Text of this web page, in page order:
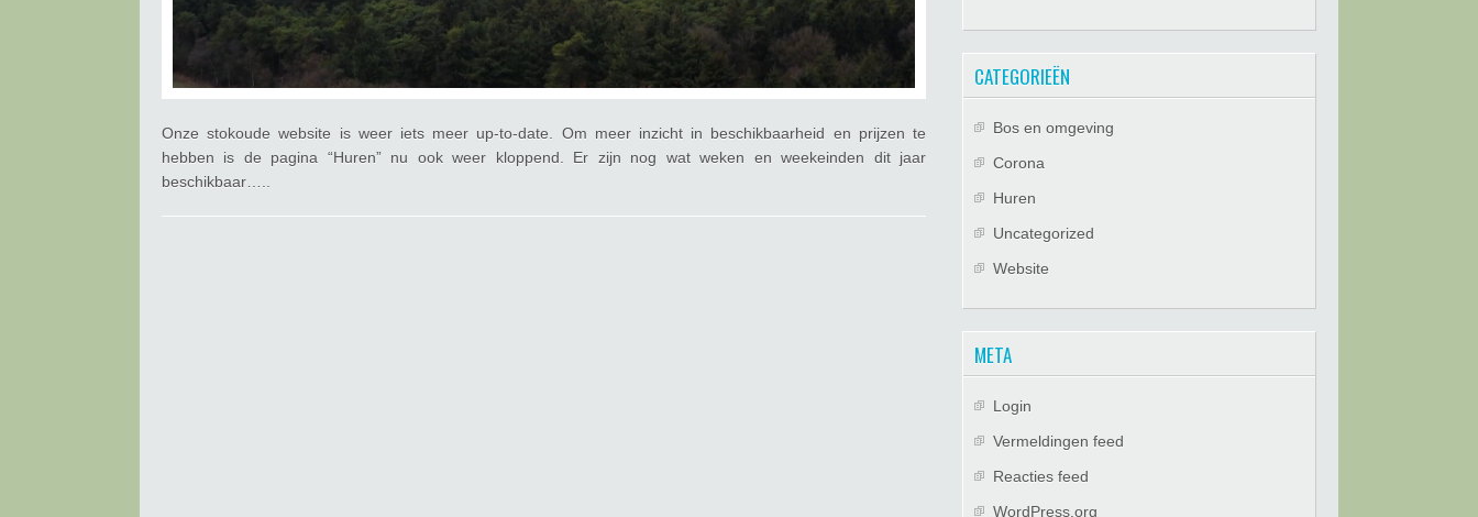
Onze stokoude website is weer iets meer up-to-date. Om meer inzicht in beschikbaarheid en prijzen te
hebben is de pagina “Huren” nu ook weer kloppend. Er zijn nog wat weken en weekeinden dit jaar
beschikbaar…..
CATEGORIEËN
Bos en omgeving
Corona
Huren
Uncategorized
Website
META
Login
Vermeldingen feed
Reacties feed
WordPress.org